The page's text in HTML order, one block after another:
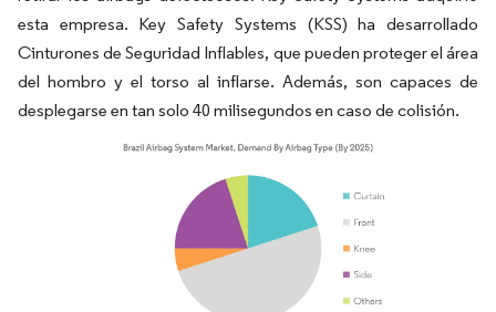
esta empresa. Key Safety Systems (KSS) ha desarrollado
Cinturones de Seguridad Inflables, que pueden proteger el área
del hombro y el torso al inflarse. Además, son capaces de
desplegarse en tan solo 40 milisegundos en caso de colisión.